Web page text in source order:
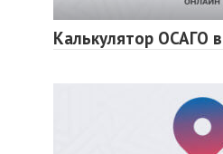
Калькулятор ОСАГО